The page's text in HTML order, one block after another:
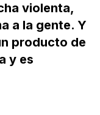
violenta,
a la gente. Y
producto de
y es